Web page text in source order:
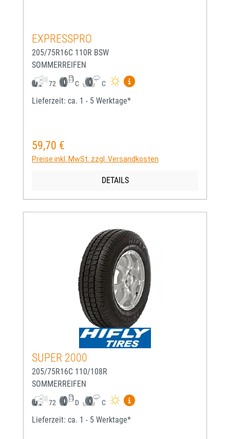
EXPRESSPRO
205/75R16C 110R BSW
SOMMERREIFEN
72 C C
Mehr Informationen zum
Lieferzeit: ca. 1 - 5 Werktage*
Regulärer Preis:
59,70 €
Preise inkl. MwSt. zzgl. Versandkosten
DETAILS
SUPER 2000
205/75R16C 110/108R
SOMMERREIFEN
72 D C
Mehr Informationen zum
Lieferzeit: ca. 1 - 5 Werktage*